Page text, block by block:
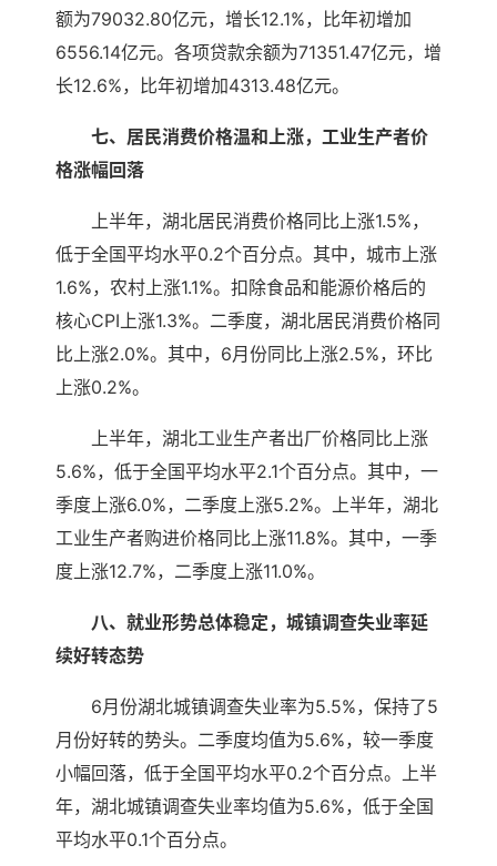
额为79032.80亿元，增长12.1%，比年初增加
6556.14亿元。各项贷款余额为71351.47亿元，增
长12.6%，比年初增加4313.48亿元。
七、居民消费价格温和上涨，工业生产者价
格涨幅回落
上半年，湖北居民消费价格同比上涨1.5%，
低于全国平均水平0.2个百分点。其中，城市上涨
1.6%，农村上涨1.1%。扣除食品和能源价格后的
核心CPI上涨1.3%。二季度，湖北居民消费价格同
比上涨2.0%。其中，6月份同比上涨2.5%，环比
上涨0.2%。
上半年，湖北工业生产者出厂价格同比上涨
5.6%，低于全国平均水平2.1个百分点。其中，一
季度上涨6.0%，二季度上涨5.2%。上半年，湖北
工业生产者购进价格同比上涨11.8%。其中，一季
度上涨12.7%，二季度上涨11.0%。
八、就业形势总体稳定，城镇调查失业率延
续好转态势
6月份湖北城镇调查失业率为5.5%，保持了5
月份好转的势头。二季度均值为5.6%，较一季度
小幅回落，低于全国平均水平0.2个百分点。上半
年，湖北城镇调查失业率均值为5.6%，低于全国
平均水平0.1个百分点。